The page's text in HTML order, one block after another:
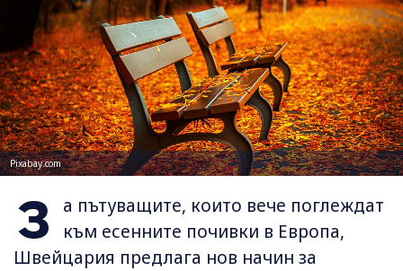
Pixabay.com
З
а пътуващите, които вече поглеждат
към есенните почивки в Европа,
Швейцария предлага нов начин за